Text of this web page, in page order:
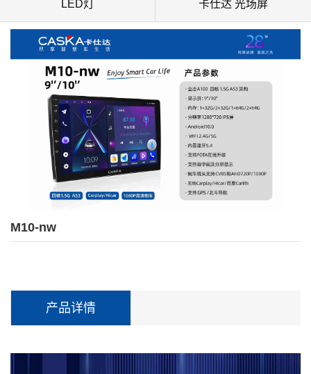
LED灯 卡仕达 光场屏
M10-nw
产品详情